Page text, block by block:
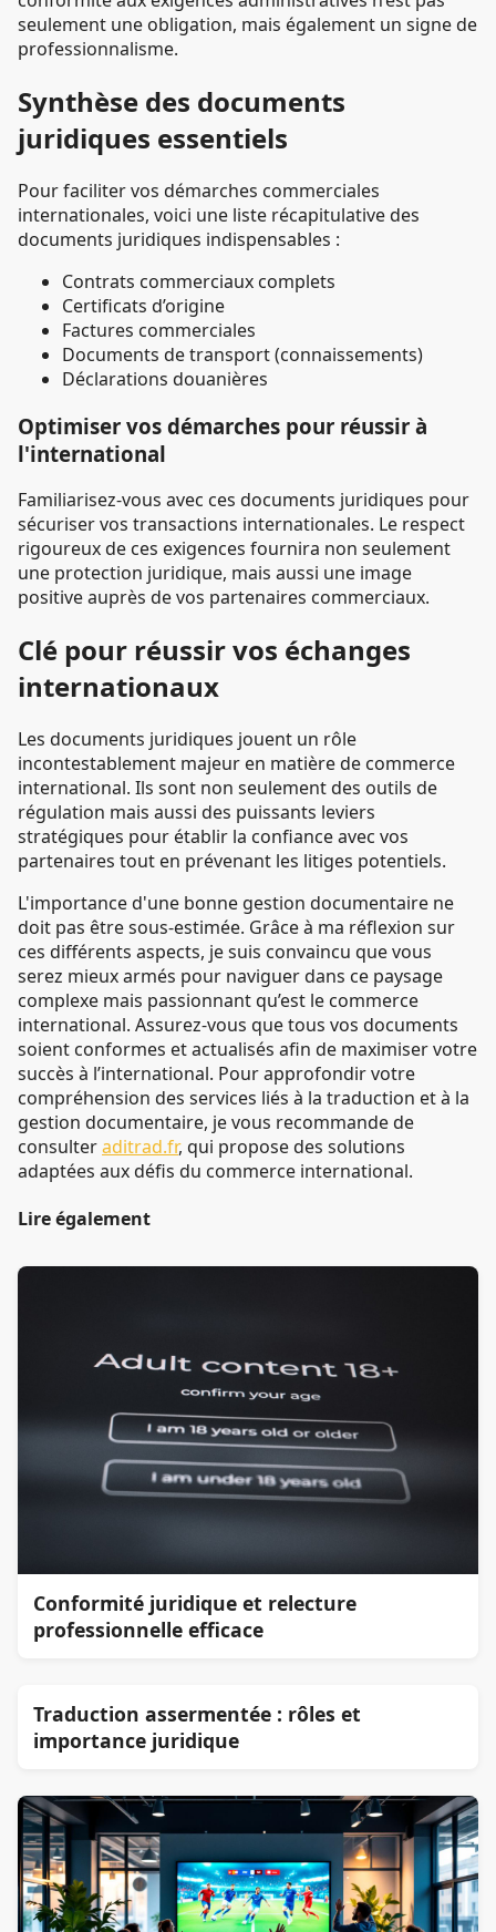
seulement une obligation, mais également un signe de
professionnalisme.
Synthèse des documents
juridiques essentiels
Pour faciliter vos démarches commerciales
internationales, voici une liste récapitulative des
documents juridiques indispensables :
Contrats commerciaux complets
Certificats d’origine
Factures commerciales
Documents de transport (connaissements)
Déclarations douanières
Optimiser vos démarches pour réussir à
l'international
Familiarisez-vous avec ces documents juridiques pour
sécuriser vos transactions internationales. Le respect
rigoureux de ces exigences fournira non seulement
une protection juridique, mais aussi une image
positive auprès de vos partenaires commerciaux.
Clé pour réussir vos échanges
internationaux
Les documents juridiques jouent un rôle
incontestablement majeur en matière de commerce
international. Ils sont non seulement des outils de
régulation mais aussi des puissants leviers
stratégiques pour établir la confiance avec vos
partenaires tout en prévenant les litiges potentiels.
L'importance d'une bonne gestion documentaire ne
doit pas être sous-estimée. Grâce à ma réflexion sur
ces différents aspects, je suis convaincu que vous
serez mieux armés pour naviguer dans ce paysage
complexe mais passionnant qu’est le commerce
international. Assurez-vous que tous vos documents
soient conformes et actualisés afin de maximiser votre
succès à l’international. Pour approfondir votre
compréhension des services liés à la traduction et à la
gestion documentaire, je vous recommande de
consulteraditrad.fr, qui propose des solutions
adaptées aux défis du commerce international.
Lire également
Conformité juridique et relecture
professionnelle efficace
Traduction assermentée : rôles et
importance juridique